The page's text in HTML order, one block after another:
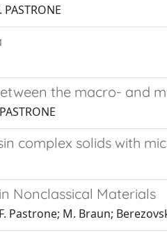
the macro- and
complex solids with
Nonclassical Materials
Pastrone; M. Braun;